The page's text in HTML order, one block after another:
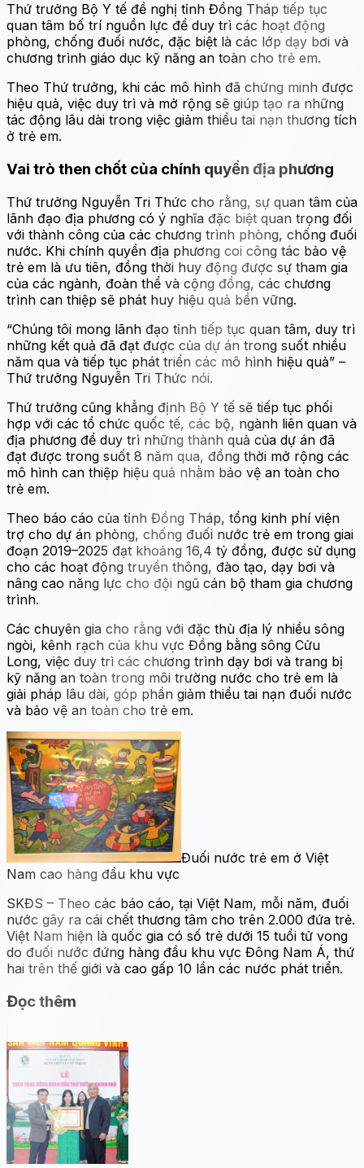
Thứ trưởng Bộ Y tế đề nghị tỉnh Đồng Tháp tiếp tục
quan tâm bố trí nguồn lực để duy trì các hoạt động
phòng, chống đuối nước, đặc biệt là các lớp dạy bơi và
chương trình giáo dục kỹ năng an toàn cho trẻ em.
Theo Thứ trưởng, khi các mô hình đã chứng minh được
hiệu quả, việc duy trì và mở rộng sẽ giúp tạo ra những
tác động lâu dài trong việc giảm thiểu tai nạn thương tích
ở trẻ em.
Vai trò then chốt của chính quyền địa phương
Thứ trưởng Nguyễn Tri Thức cho rằng, sự quan tâm của
lãnh đạo địa phương có ý nghĩa đặc biệt quan trọng đối
với thành công của các chương trình phòng, chống đuối
nước. Khi chính quyền địa phương coi công tác bảo vệ
trẻ em là ưu tiên, đồng thời huy động được sự tham gia
của các ngành, đoàn thể và cộng đồng, các chương
trình can thiệp sẽ phát huy hiệu quả bền vững.
“Chúng tôi mong lãnh đạo tỉnh tiếp tục quan tâm, duy trì
những kết quả đã đạt được của dự án trong suốt nhiều
năm qua và tiếp tục phát triển các mô hình hiệu quả” –
Thứ trưởng Nguyễn Tri Thức nói.
Thứ trưởng cũng khẳng định Bộ Y tế sẽ tiếp tục phối
hợp với các tổ chức quốc tế, các bộ, ngành liên quan và
địa phương để duy trì những thành quả của dự án đã
đạt được trong suốt 8 năm qua, đồng thời mở rộng các
mô hình can thiệp hiệu quả nhằm bảo vệ an toàn cho
trẻ em.
Theo báo cáo của tỉnh Đồng Tháp, tổng kinh phí viện
trợ cho dự án phòng, chống đuối nước trẻ em trong giai
đoạn 2019–2025 đạt khoảng 16,4 tỷ đồng, được sử dụng
cho các hoạt động truyền thông, đào tạo, dạy bơi và
nâng cao năng lực cho đội ngũ cán bộ tham gia chương
trình.
Các chuyên gia cho rằng với đặc thù địa lý nhiều sông
ngòi, kênh rạch của khu vực Đồng bằng sông Cửu
Long, việc duy trì các chương trình dạy bơi và trang bị
kỹ năng an toàn trong môi trường nước cho trẻ em là
giải pháp lâu dài, góp phần giảm thiểu tai nạn đuối nước
và bảo vệ an toàn cho trẻ em.
Đuối nước trẻ em ở Việt
Nam cao hàng đầu khu vực
SKĐS – Theo các báo cáo, tại Việt Nam, mỗi năm, đuối
nước gây ra cái chết thương tâm cho trên 2.000 đứa trẻ.
Việt Nam hiện là quốc gia có số trẻ dưới 15 tuổi tử vong
do đuối nước đứng hàng đầu khu vực Đông Nam Á, thứ
hai trên thế giới và cao gấp 10 lần các nước phát triển.
Đọc thêm